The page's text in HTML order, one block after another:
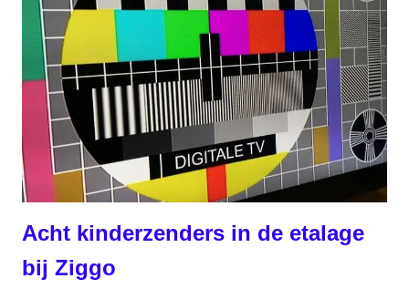
Acht kinderzenders in de etalage
bij Ziggo